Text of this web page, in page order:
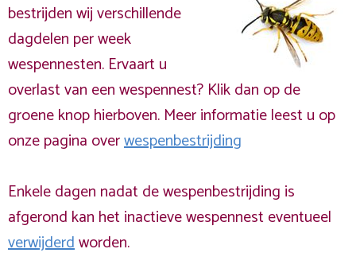
bestrijden wij verschillende
dagdelen per week
wespennesten. Ervaart u
overlast van een wespennest? Klik dan op de
groene knop hierboven. Meer informatie leest u op
onze pagina overwespenbestrijding
Enkele dagen nadat de wespenbestrijding is
afgerond kan het inactieve wespennest eventueel
verwijderdworden.